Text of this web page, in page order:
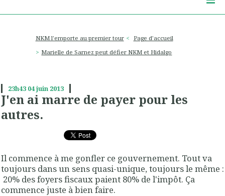
NKM l'emporte au premier tour
Page d'accueil
Marielle de Sarnez peut défier NKM et Hidalgo
23h43 04juin 2013
J'en ai marre de payer pour les
autres.
Il commence à me gonfler ce gouvernement. Tout va
toujours dans un sens quasi-unique, toujours le même :
20% des foyers fiscaux paient 80% de l'impôt. Ça
commence juste à bien faire.